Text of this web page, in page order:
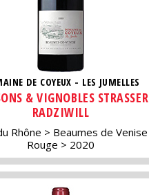
DE COYEUX - LES JUMELLES
& VIGNOBLES STRASSER
RADZIWILL
Rhône
Beaumes de Venise
Rouge
2020